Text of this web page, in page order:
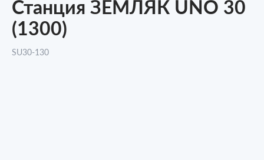
Станция ЗЕМЛЯК UNO 30
(1300)
SU30-130